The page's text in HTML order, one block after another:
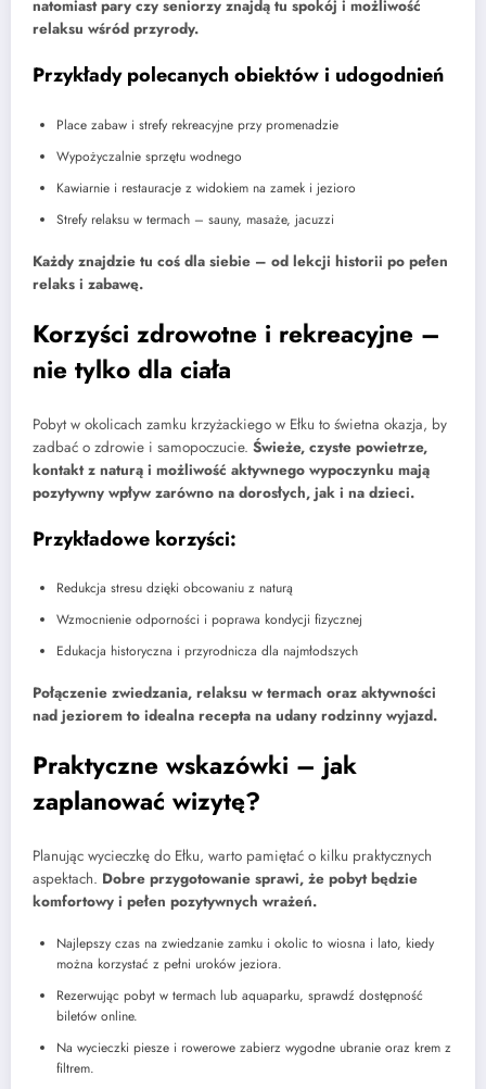
natomiast pary czy seniorzy znajdą tu spokój i możliwość
relaksu wśród przyrody.
Przykłady polecanych obiektów i udogodnień
Place zabaw i strefy rekreacyjne przy promenadzie
Wypożyczalnie sprzętu wodnego
Kawiarnie i restauracje z widokiem na zamek i jezioro
Strefy relaksu w termach – sauny, masaże, jacuzzi
Każdy znajdzie tu coś dla siebie – od lekcji historii po pełen
relaks i zabawę.
Korzyści zdrowotne i rekreacyjne –
nie tylko dla ciała
Pobyt w okolicach zamku krzyżackiego w Ełku to świetna okazja, by
zadbać o zdrowie i samopoczucie. Świeże, czyste powietrze,
kontakt z naturą i możliwość aktywnego wypoczynku mają
pozytywny wpływ zarówno na dorosłych, jak i na dzieci.
Przykładowe korzyści:
Redukcja stresu dzięki obcowaniu z naturą
Wzmocnienie odporności i poprawa kondycji fizycznej
Edukacja historyczna i przyrodnicza dla najmłodszych
Połączenie zwiedzania, relaksu w termach oraz aktywności
nad jeziorem to idealna recepta na udany rodzinny wyjazd.
Praktyczne wskazówki – jak
zaplanować wizytę?
Planując wycieczkę do Ełku, warto pamiętać o kilku praktycznych
aspektach. Dobre przygotowanie sprawi, że pobyt będzie
komfortowy i pełen pozytywnych wrażeń.
Najlepszy czas na zwiedzanie zamku i okolic to wiosna i lato, kiedy
można korzystać z pełni uroków jeziora.
Rezerwując pobyt w termach lub aquaparku, sprawdź dostępność
biletów online.
Na wycieczki piesze i rowerowe zabierz wygodne ubranie oraz krem z
filtrem.